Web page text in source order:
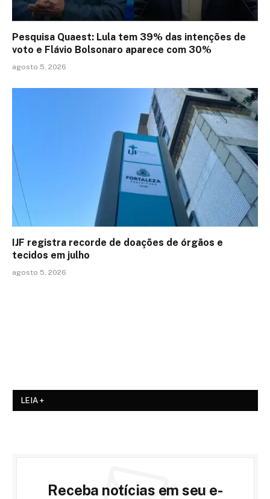
Pesquisa Quaest: Lula tem 39% das intenções de
voto e Flávio Bolsonaro aparece com 30%
agosto 5, 2026
IJF registra recorde de doações de órgãos e
tecidos em julho
agosto 5, 2026
LEIA +
Receba notícias em seu e-